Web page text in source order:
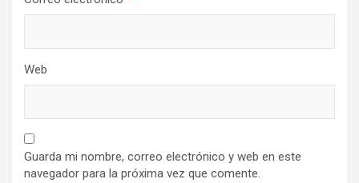
Web
Guarda mi nombre, correo electrónico y web en este
navegador para la próxima vez que comente.